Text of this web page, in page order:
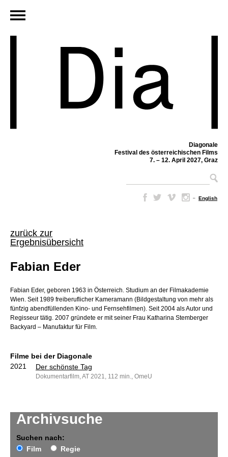
Diagonale
Festival des österreichischen Films
7. – 12. April 2027, Graz
– English
zurück zur
Ergebnisübersicht
Archivsuche
Suchen nach:
Film
Regie
Fabian Eder
Fabian Eder, geboren 1963 in Österreich. Studium an der Filmakademie
Wien. Seit 1989 freiberuflicher Kameramann (Bildgestaltung von mehr als
fünfzig abendfüllenden Kino- und Fernsehfilmen). Seit 2004 als Autor und
Regisseur tätig. 2007 gründete er mit seiner Frau Katharina Stemberger
Backyard – Manufaktur für Film.
Filme bei der Diagonale
2021
Der schönste Tag
Dokumentarfilm, AT 2021, 112 min., OmeU